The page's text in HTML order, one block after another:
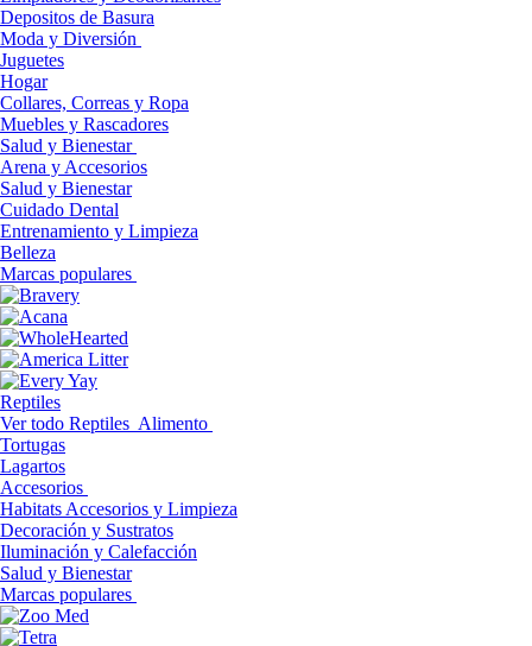
Depositos de Basura
Moda y Diversión
Juguetes
Hogar
Collares, Correas y Ropa
Muebles y Rascadores
Salud y Bienestar
Arena y Accesorios
Salud y Bienestar
Cuidado Dental
Entrenamiento y Limpieza
Belleza
Marcas populares
Reptiles
Ver todo Reptiles Alimento
Tortugas
Lagartos
Accesorios
Habitats Accesorios y Limpieza
Decoración y Sustratos
Iluminación y Calefacción
Salud y Bienestar
Marcas populares